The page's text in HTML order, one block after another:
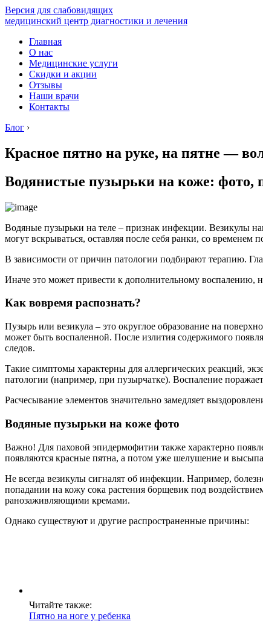
Версия для слабовидящих
медицинский центр диагностики и лечения
Главная
О нас
Медицинские услуги
Скидки и акции
Отзывы
Наши врачи
Контакты
Блог ›
Красное пятно на руке, на пятне —
Водянистые пузырьки на коже: фото,
Водяные пузырьки на теле – признак инфекции. Везикулы
могут вскрываться, оставляя после себя ранки, со временем
В зависимости от причин патологии подбирают терапию.
Иначе это может привести к дополнительному воспалению,
Как вовремя распознать?
Пузырь или везикула – это округлое образование на
может быть воспаленной. После излития содержимого
следов.
Такие симптомы характерны для аллергических реакций,
патологии (например, при пузырчатке). Воспаление
Расчесывание элементов значительно замедляет
Водяные пузырьки на коже фото
Важно! Для паховой эпидермофитии также характерно
появляются красные пятна, а потом уже шелушение и
Не всегда везикулы сигналят об инфекции. Например,
попадании на кожу сока растения борщевик под
ранозаживляющими кремами.
Однако существуют и другие распространенные причины:
Читайте также:
Пятно на ноге у ребенка